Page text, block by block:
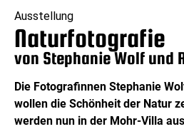
Ausstellung
Naturfotografie
von Stephanie Wolf und
Die Fotografinnen Stephanie
wollen die Schönheit der Natur
werden nun in der Mohr-Villa